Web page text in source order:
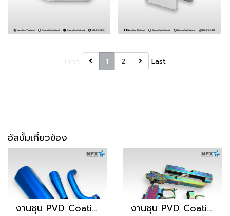
1 2 Last
อัลบั้มเกี่ยวข้อง
งานชุบ PVD Coating (1) งานชุบ PVD Coating (2)